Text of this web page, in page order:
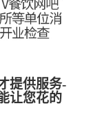
提供服务-
让您花的